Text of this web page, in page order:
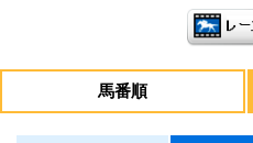
馬番順